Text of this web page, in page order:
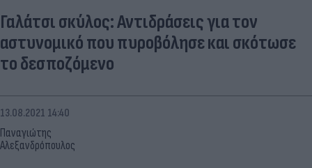
Γαλάτσι σκύλος: Αντιδράσεις για τον
αστυνομικό που πυροβόλησε και σκότωσε
το δεσποζόμενο
Παναγιώτης
Αλεξανδρόπουλος
13.08.2021 14:40